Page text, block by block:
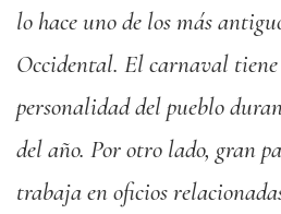
lo hace uno de los más
Occidental. El carnaval
personalidad del pueblo
del año. Por otro lado, gran
trabaja en oficios